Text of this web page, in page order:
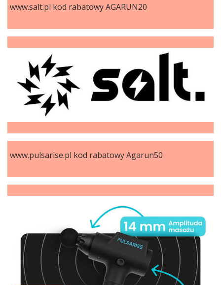
www.salt.pl kod rabatowy AGARUN20
www.pulsarise.pl kod rabatowy Agarun50